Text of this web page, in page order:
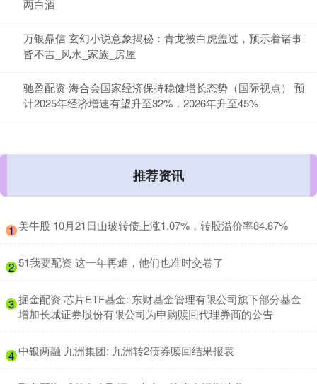
两白酒
万银鼎信 玄幻小说意象揭秘：青龙被白虎盖过，预示着诸事
皆不吉_风水_家族_房屋
驰盈配资 海合会国家经济保持稳健增长态势（国际视点） 预
计2025年经济增速有望升至32%，2026年升至45%
推荐资讯
1 ​美牛股 10月21日山玻转债上涨1.07%，转股溢价率84.87%
2 ​51我要配资 这一年再难，他们也准时交卷了
3 ​掘金配资 芯片ETF基金: 东财基金管理有限公司旗下部分基金
增加长城证券股份有限公司为申购赎回代理券商的公告
4 ​中银两融 九洲集团: 九洲转2债券赎回结果报表